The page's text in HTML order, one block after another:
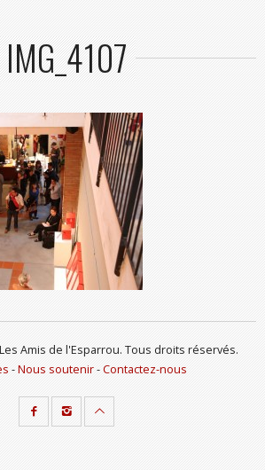
IMG_4107
Amis de l'Esparrou. Tous droits réservés.
-Nous soutenir-Contactez-nous